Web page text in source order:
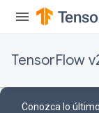
TensorFlow
Conozca lo